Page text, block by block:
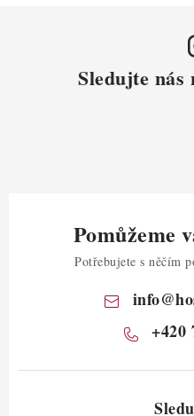
Sledujte
Pomůžeme
Potřebujete s něčím
info@
+420